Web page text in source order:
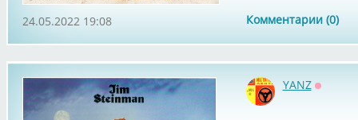
Комментарии (0)
24.05.2022 19:08
YANZ